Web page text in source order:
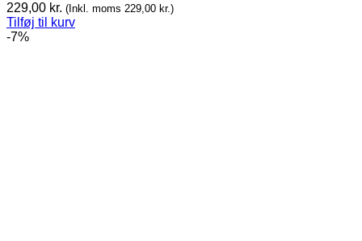
229,00 kr. (Inkl. moms 229,00 kr.)
Tilføj til kurv
-7%